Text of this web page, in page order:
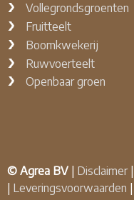
Vollegrondsgroenten
Fruitteelt
Boomkwekerij
Ruwvoerteelt
Openbaar groen
© Agrea BV Disclaimer|
Leveringsvoorwaarden